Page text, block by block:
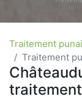
Traitement
Traitement